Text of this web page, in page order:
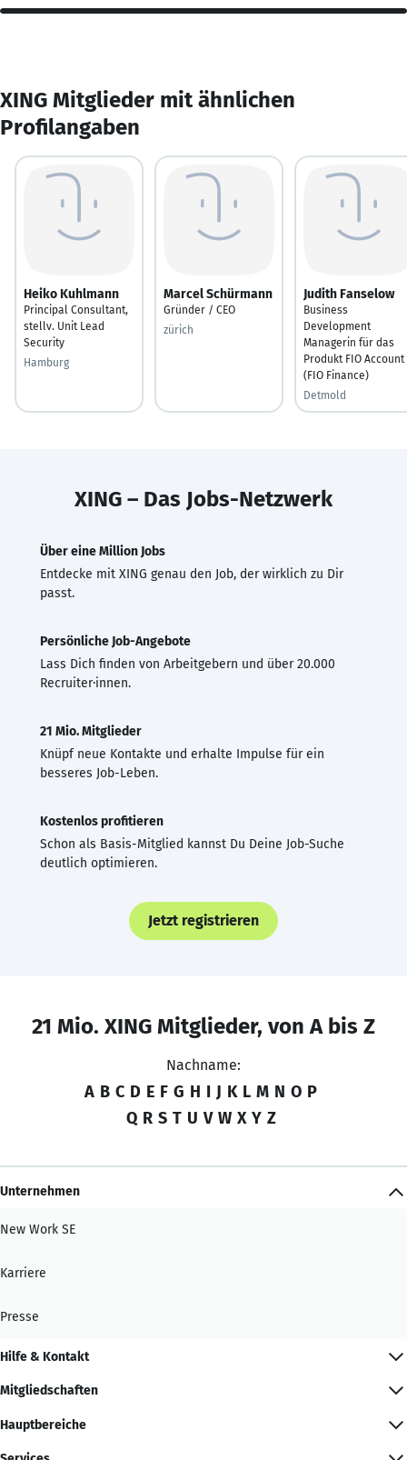
XING Mitglieder mit ähnlichen
Profilangaben
Heiko Kuhlmann
Principal Consultant,
stellv. Unit Lead
Security
Hamburg
Marcel Schürmann
Gründer / CEO
zürich
Judith Fanselow
Business
Development
Managerin für das
Produkt FIO Account
(FIO Finance)
Detmold
XING – Das Jobs-Netzwerk
Über eine Million Jobs
Entdecke mit XING genau den Job, der wirklich zu Dir
passt.
Persönliche Job-Angebote
Lass Dich finden von Arbeitgebern und über 20.000
Recruiter·innen.
21 Mio. Mitglieder
Knüpf neue Kontakte und erhalte Impulse für ein
besseres Job-Leben.
Kostenlos profitieren
Schon als Basis-Mitglied kannst Du Deine Job-Suche
deutlich optimieren.
Jetzt registrieren
21 Mio. XING Mitglieder, von A bis Z
Nachname:
A B C D E F G H I J K L M N O P
Q R S T U V W X Y Z
Unternehmen
New Work SE
Karriere
Presse
Hilfe & Kontakt
Mitgliedschaften
Hauptbereiche